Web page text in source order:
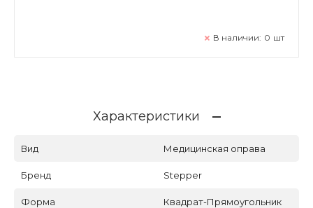
В наличии: 0 шт
Характеристики
Вид Медицинская оправа
Бренд Stepper
Форма Квадрат-Прямоугольник